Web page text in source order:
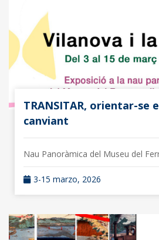
TRANSITAR, orientar-se
canviant
Nau Panoràmica del Museu del
3-15 marzo, 2026